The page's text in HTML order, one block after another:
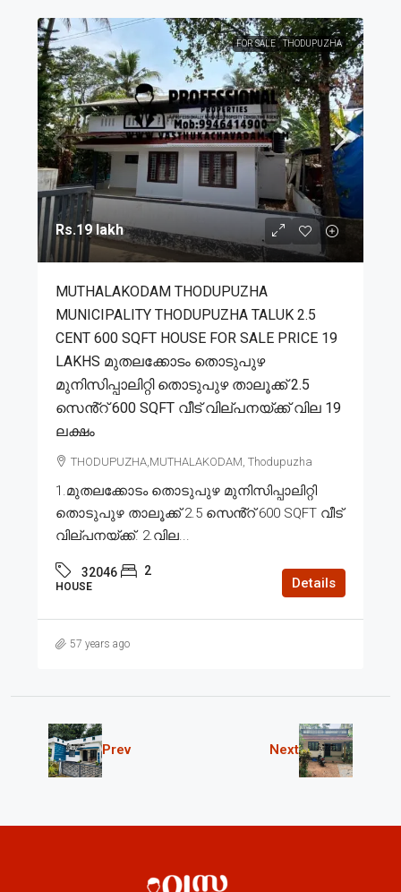
FOR SALE THODUPUZHA
Rs.19 lakh
MUTHALAKODAM THODUPUZHA
MUNICIPALITY THODUPUZHA TALUK 2.5
CENT 600 SQFT HOUSE FOR SALE PRICE 19
LAKHS മുതലക്കോടം തൊടുപുഴ
മുനിസിപ്പാലിറ്റി തൊടുപുഴ താലൂക്ക് 2.5
സെൻ്റ് 600 SQFT വീട് വില്പനയ്ക്ക് വില 19
ലക്ഷം
THODUPUZHA,MUTHALAKODAM, Thodupuzha
1.മുതലക്കോടം തൊടുപുഴ മുനിസിപ്പാലിറ്റി
തൊടുപുഴ താലൂക്ക് 2.5 സെൻ്റ് 600 SQFT വീട്
വില്പനയ്ക്ക്. 2.വില...
32046 2
HOUSE Details
57 years ago
Prev Next